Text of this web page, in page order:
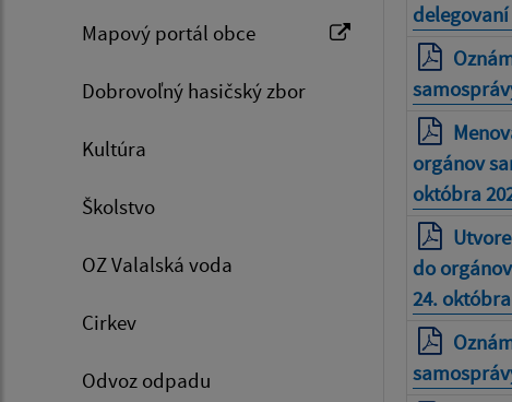
Mapový portál obce
Dobrovoľný hasičský zbor
Kultúra
Školstvo
OZ Valalská voda
Cirkev
Odvoz odpadu
orgánov
októbra
do
24.